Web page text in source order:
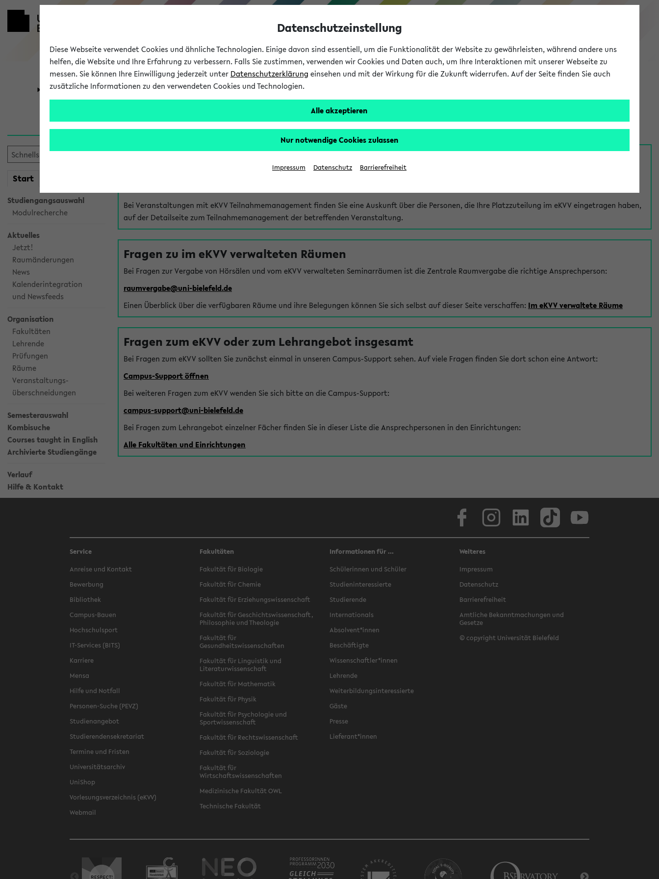
eKVV
Universität Forschung Studium
Start
Studiengangsauswahl
Modulrecherche
Aktuelles
Jetzt!
Raumänderungen
News
Kalenderintegration
und Newsfeeds
Organisation
Fakultäten
Lehrende
Prüfungen
Räume
Veranstaltungs-
überschneidungen
Semesterauswahl
Kombisuche
Courses taught in English
Archivierte Studiengänge
Verlauf
Hilfe & Kontakt
Hilfe & Kontakt
Bei Veranstaltungen mit eKVV Teilnahmemanagement finden Sie eine Auskunft über die Personen, die Ihre Platzzuteilung im eKVV eingetragen haben,
auf der Detailseite zum Teilnahmemanagement der betreffenden Veranstaltung.
Fragen zu im eKVV verwalteten Räumen
Bei Fragen zur Vergabe von Hörsälen und vom eKVV verwalteten Seminarräumen ist die Zentrale Raumvergabe die richtige Ansprechperson:
raumvergabe@uni-bielefeld.de
Einen Überblick über die verfügbaren Räume und ihre Belegungen können Sie sich selbst auf dieser Seite verschaffen: Im eKVV verwaltete Räume
Fragen zum eKVV oder zum Lehrangebot insgesamt
Bei Fragen zum eKVV sollten Sie zunächst einmal in unseren Campus-Support sehen. Auf viele Fragen finden Sie dort schon eine Antwort:
Campus-Support öffnen
Bei weiteren Fragen zum eKVV wenden Sie sich bitte an die Campus-Support:
campus-support@uni-bielefeld.de
Bei Fragen zum Lehrangebot einzelner Fächer finden Sie in dieser Liste die Ansprechpersonen in den Einrichtungen:
Alle Fakultäten und Einrichtungen
Service
Anreise und Kontakt
Bewerbung
Bibliothek
Campus-Bauen
Hochschulsport
IT-Services (BITS)
Karriere
Mensa
Hilfe und Notfall
Personen-Suche (PEVZ)
Studienangebot
Studierendensekretariat
Termine und Fristen
Universitätsarchiv
UniShop
Vorlesungsverzeichnis (eKVV)
Webmail
Fakultäten
Fakultät für Biologie
Fakultät für Chemie
Fakultät für Erziehungswissenschaft
Fakultät für Geschichtswissenschaft,
Philosophie und Theologie
Fakultät für
Gesundheitswissenschaften
Fakultät für Linguistik und
Literaturwissenschaft
Fakultät für Mathematik
Fakultät für Physik
Fakultät für Psychologie und
Sportwissenschaft
Fakultät für Rechtswissenschaft
Fakultät für Soziologie
Fakultät für
Wirtschaftswissenschaften
Medizinische Fakultät OWL
Technische Fakultät
Informationen für ...
Schülerinnen und Schüler
Studieninteressierte
Studierende
Internationals
Absolvent*innen
Beschäftigte
Wissenschaftler*innen
Lehrende
Weiterbildungsinteressierte
Gäste
Presse
Lieferant*innen
Weiteres
Impressum
Datenschutz
Barrierefreiheit
Amtliche Bekanntmachungen und
Gesetze
© copyright Universität Bielefeld
Datenschutzeinstellung
Diese Webseite verwendet Cookies und ähnliche Technologien. Einige davon sind essentiell, um die Funktionalität der Website zu gewährleisten, während andere uns
helfen, die Website und Ihre Erfahrung zu verbessern. Falls Sie zustimmen, verwenden wir Cookies und Daten auch, um Ihre Interaktionen mit unserer Webseite zu
messen. Sie können Ihre Einwilligung jederzeit unter Datenschutzerklärung einsehen und mit der Wirkung für die Zukunft widerrufen. Auf der Seite finden Sie auch
zusätzliche Informationen zu den verwendeten Cookies und Technologien.
Alle akzeptieren
Nur notwendige Cookies zulassen
Impressum Datenschutz Barrierefreiheit